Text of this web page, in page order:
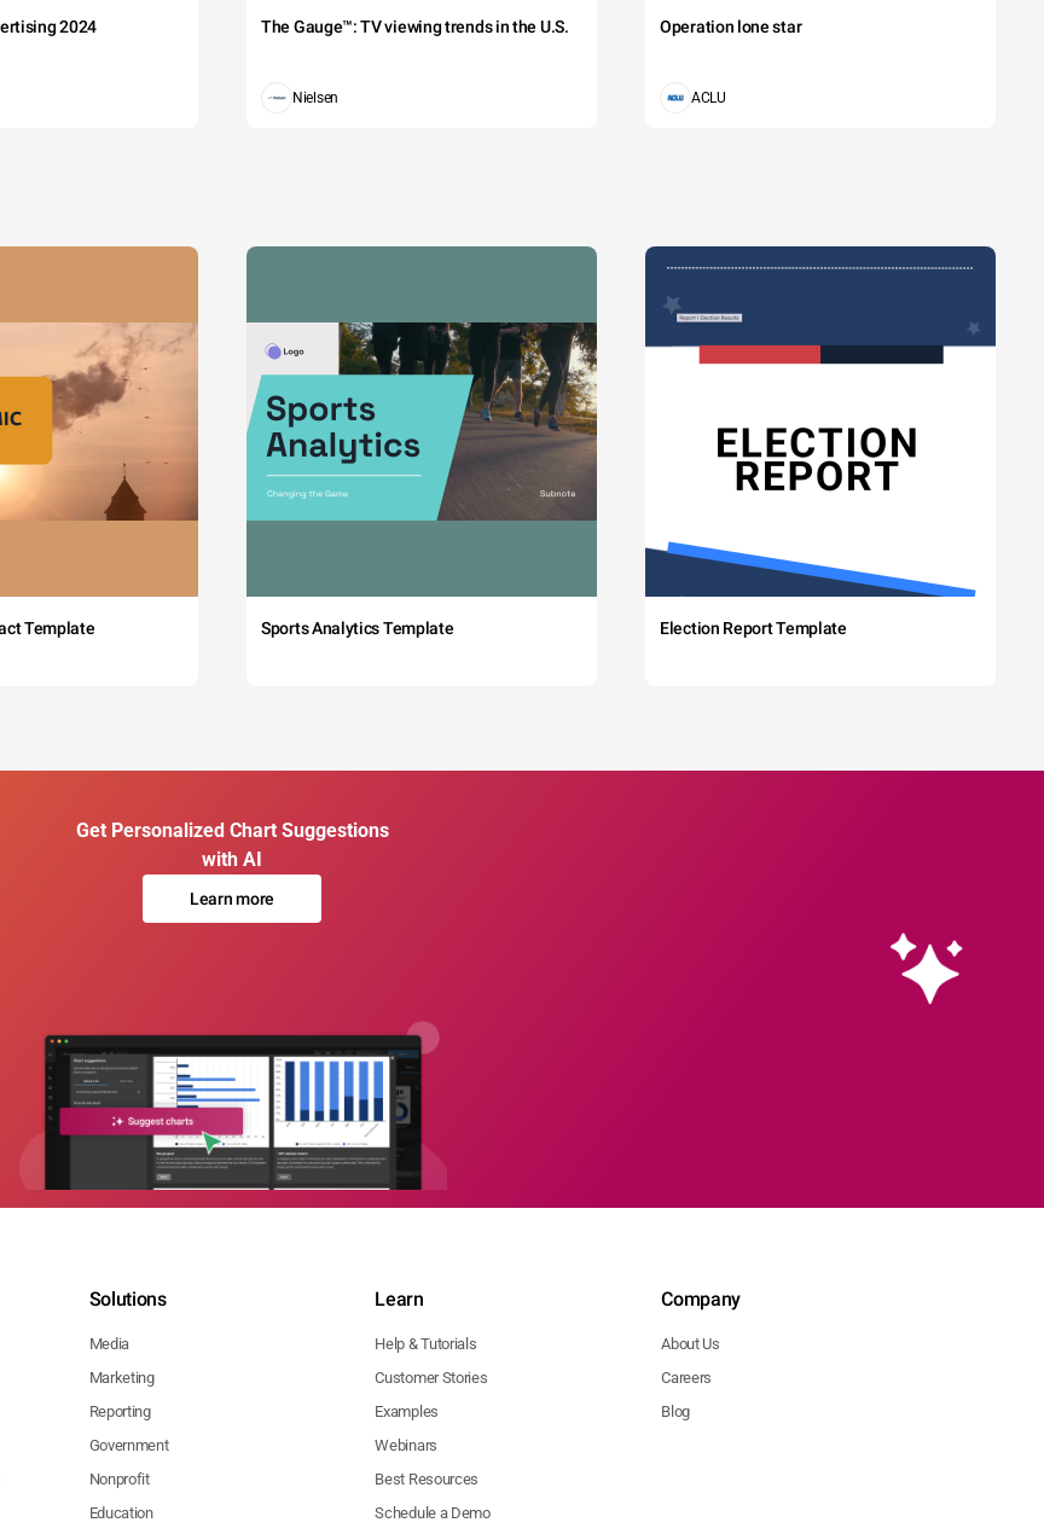
2024 The Gauge™: TV viewing trends in the U.S.
Nielsen
Operation lone star
ACLU
Template Sports Analytics Template Election Report Template
Get Personalized Chart Suggestions
with AI
Learn more
Solutions
Media
Marketing
Reporting
Government
Nonprofit
Education
Learn
Help & Tutorials
Customer Stories
Examples
Webinars
Best Resources
Schedule a Demo
Company
About Us
Careers
Blog